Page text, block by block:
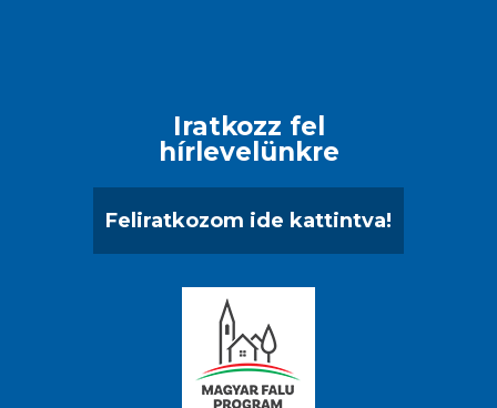
Iratkozz fel
hírlevelünkre
Feliratkozom ide kattintva!